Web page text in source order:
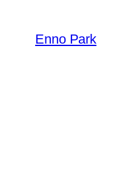
Inhalt
springen
Enno Park